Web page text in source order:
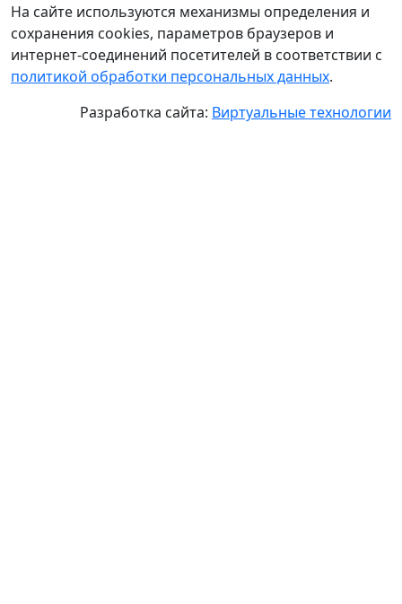
На сайте используются механизмы определения и
сохранения cookies, параметров браузеров и
интернет-соединений посетителей в соответствии с
политикой обработки персональных данных.
Разработка сайта: Виртуальные технологии